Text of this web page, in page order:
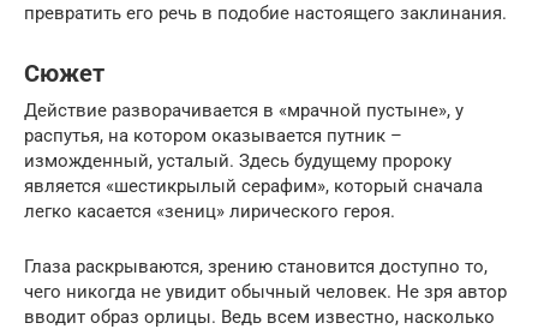
превратить его речь в подобие настоящего заклинания.
Сюжет
Действие разворачивается в «мрачной пустыне», у
распутья, на котором оказывается путник –
изможденный, усталый. Здесь будущему пророку
является «шестикрылый серафим», который сначала
легко касается «зениц» лирического героя.
Глаза раскрываются, зрению становится доступно то,
чего никогда не увидит обычный человек. Не зря автор
вводит образ орлицы. Ведь всем известно, насколько